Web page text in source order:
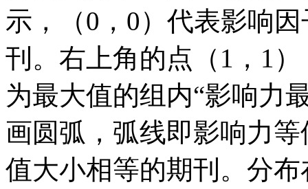
示，（0，0）代表影响
刊。右上角的点（1，1
为最大值的组内“影响力
画圆弧，弧线即影响力
值大小相等的期刊。分